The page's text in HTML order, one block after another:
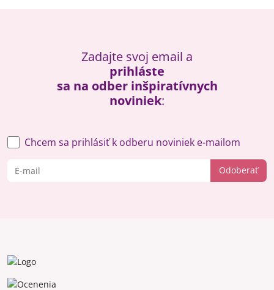
Zadajte svoj email a
prihláste
sa na odber inšpiratívnych
noviniek:
Odoberať
Chcem sa prihlásiť k odberu noviniek e-mailom